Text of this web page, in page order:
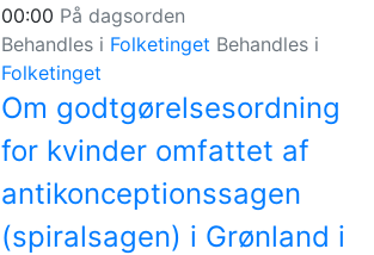
00:00 På dagsorden
Behandles i Folketinget Behandles i
Folketinget
Om godtgørelsesordning
for kvinder omfattet af
antikonceptionssagen
(spiralsagen) i Grønland i